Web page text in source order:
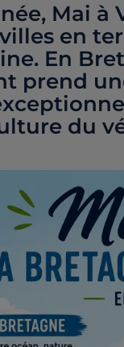
Mai à
en
En
prend
du